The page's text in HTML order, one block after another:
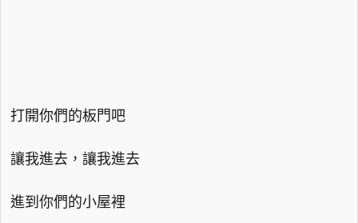
打開你們的板門吧
讓我進去，讓我進去
進到你們的小屋裡